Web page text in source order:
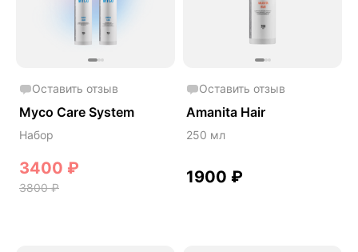
Оставить отзыв
Myco Care System
Набор
3400 ₽
3800₽
Оставить отзыв
Amanita Hair
250 мл
1900 ₽